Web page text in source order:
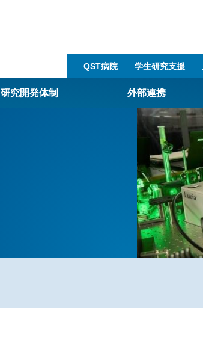
QST病院 学生研究支援​
研究開発体制 外部連携
アライアンス事業
BRIDGE量子関連施策